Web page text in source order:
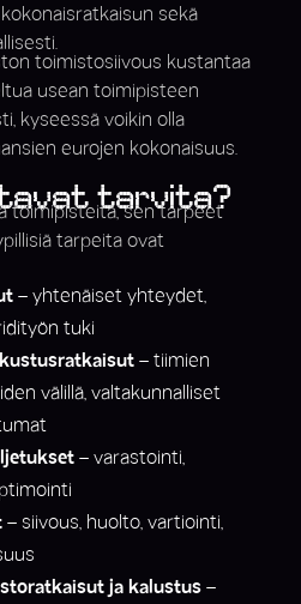
sekä
toimistosiivous kustantaa
usean toimipisteen
kyseessä voikin olla
eurojen kokonaisuus.
tarvita?
toimipisteitä, sen tarpeet
tarpeita ovat
– yhtenäiset yhteydet,
tuki
– tiimien
välillä, valtakunnalliset
– varastointi,
– siivous, huolto, vartiointi,
ja kalustus –